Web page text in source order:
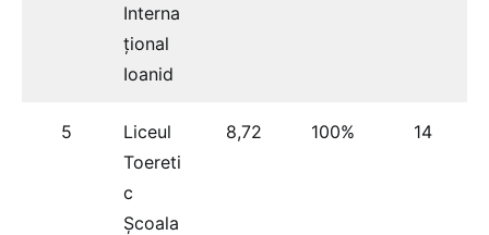
Interna
țional
Ioanid
5
Liceul
Toereti
c
Școala
8,72 100% 14